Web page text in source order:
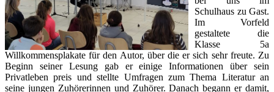
Schulhaus zu Gast.
Im Vorfeld
gestaltete die
Klasse 5a
Willkommensplakate für den Autor, über die er sich sehr freute. Zu
Beginn seiner Lesung gab er einige Informationen über sein
Privatleben preis und stellte Umfragen zum Thema Literatur an
seine jungen Zuhörerinnen und Zuhörer. Danach begann er damit,